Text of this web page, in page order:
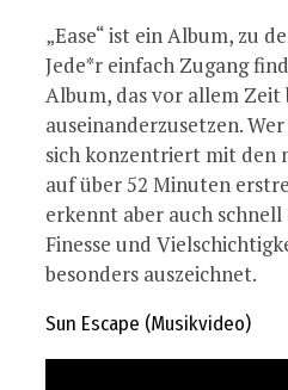
„Ease“ ist ein Album, zu
Jede*r einfach Zugang
Album, das vor allem
auseinanderzusetzen.
sich konzentriert mit den
auf über 52 Minuten
erkennt aber auch schnell
Finesse und
besonders auszeichnet.
Sun Escape (Musikvideo)